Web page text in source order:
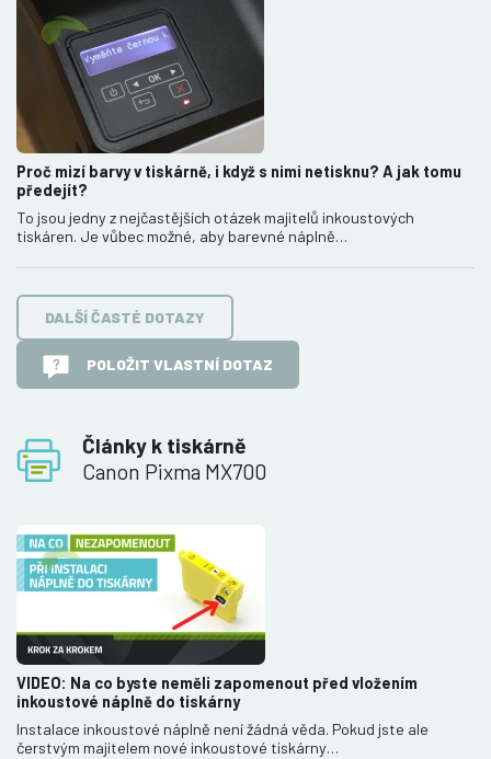
Články k tiskárně
Canon Pixma MX700
Proč mizí barvy v tiskárně, i když s nimi netisknu? A jak tomu
předejít?
To jsou jedny z nejčastějších otázek majitelů inkoustových
tiskáren. Je vůbec možné, aby barevné náplně…
DALŠÍ ČASTÉ DOTAZY
POLOŽIT VLASTNÍ DOTAZ
VIDEO: Na co byste neměli zapomenout před vložením
inkoustové náplně do tiskárny
Instalace inkoustové náplně není žádná věda. Pokud jste ale
čerstvým majitelem nové inkoustové tiskárny…